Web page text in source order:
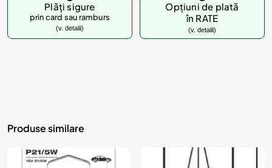
Plăți sigure
prin card sau ramburs
(v. detalii)
Opțiuni de plată
în RATE
(v. detalii)
Produse similare